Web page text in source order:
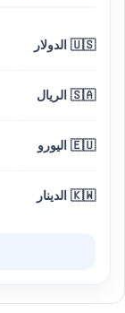
🇺🇸 الدولار
🇸🇦 الريال
🇪🇺 اليورو
🇰🇼 الدينار